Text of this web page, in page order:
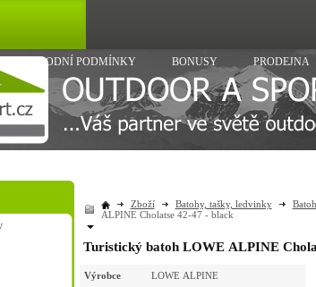
OBCHODNÍ PODMÍNKY BONUSY PRODEJNA
Zboží Batohy, tašky, ledvinky
ALPINE Cholatse 42-47 - black
Turistický batoh LOWE ALPINE
Výrobce LOWE ALPINE